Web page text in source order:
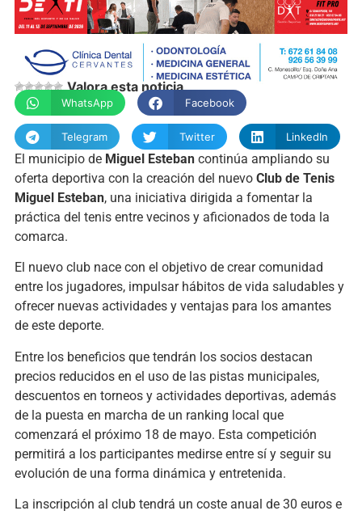
Valora esta noticia
WhatsApp Facebook
Telegram Twitter LinkedIn
El municipio de Miguel Esteban continúa ampliando su
oferta deportiva con la creación del nuevo Club de Tenis
Miguel Esteban, una iniciativa dirigida a fomentar la
práctica del tenis entre vecinos y aficionados de toda la
comarca.
El nuevo club nace con el objetivo de crear comunidad
entre los jugadores, impulsar hábitos de vida saludables y
ofrecer nuevas actividades y ventajas para los amantes
de este deporte.
Entre los beneficios que tendrán los socios destacan
precios reducidos en el uso de las pistas municipales,
descuentos en torneos y actividades deportivas, además
de la puesta en marcha de un ranking local que
comenzará el próximo 18 de mayo. Esta competición
permitirá a los participantes medirse entre sí y seguir su
evolución de una forma dinámica y entretenida.
La inscripción al club tendrá un coste anual de 30 euros e